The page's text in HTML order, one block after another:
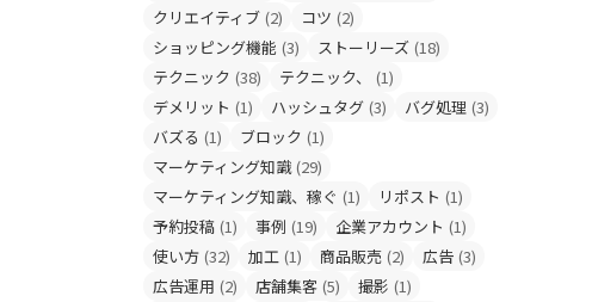
クリエイティブ (2) コツ (2)
ショッピング機能 (3) ストーリーズ (18)
テクニック (38) テクニック、
(1)
デメリット (1) ハッシュタグ (3) バグ処理 (3)
バズる (1) ブロック (1)
マーケティング知識 (29)
マーケティング知識、稼ぐ (1) リポスト (1)
予約投稿 (1) 事例 (19) 企業アカウント (1)
使い方 (32) 加工 (1) 商品販売 (2) 広告 (3)
広告運用 (2) 店舗集客 (5) 撮影 (1)